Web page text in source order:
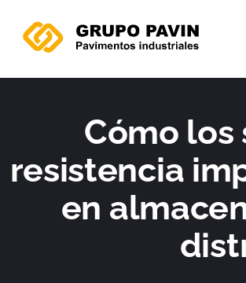
contenido
Cómo
resistencia
en